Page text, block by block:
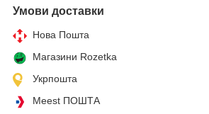
Умови доставки
Нова Пошта
Магазини Rozetka
Укрпошта
Meest ПОШТА